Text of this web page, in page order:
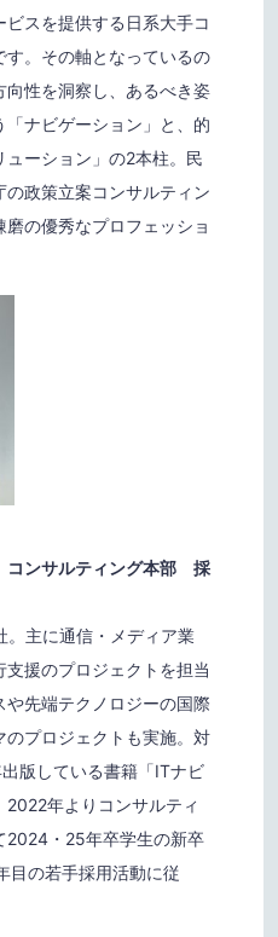
スを提供する日系大手コ
す。その軸となっているの
性を洞察し、あるべき姿
ナビゲーション」と、的
ーション」の2本柱。民
政策立案コンサルティン
の優秀なプロフェッショ
ンサルティング本部 採
。主に通信・メディア業
援のプロジェクトを担当
先端テクノロジーの国際
プロジェクトも実施。対
版している書籍「ITナビ
年よりコンサルティ
2024・25年卒学生の新卒
目の若手採用活動に従